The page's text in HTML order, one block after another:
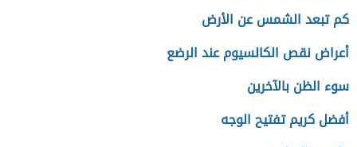
كم تبعد الشمس عن الأرض
أعراض نقص الكالسيوم عند الرضع
سوء الظن بالآخرين
أفضل كريم تفتيح الوجه